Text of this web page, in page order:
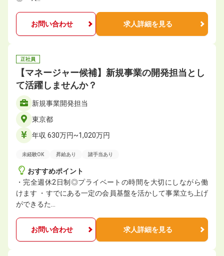
お問い合わせ 求人詳細を見る
正社員
【マネージャー候補】新規事業の開発担当とし
て活躍しませんか？
新規事業開発担当
東京都
年収 630万円~1,020万円
未経験OK 昇給あり 諸手当あり
おすすめポイント
・完全週休2日制◎プライベートの時間を大切にしながら働
けます ・すでにある一定の会員基盤を活かして事業立ち上げ
ができるた…
お問い合わせ 求人詳細を見る